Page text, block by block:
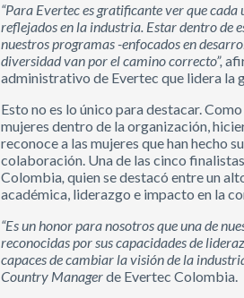
“Para Evertec es gratificante ver que
reflejados en la industria. Estar dentro de
nuestros programas -enfocados en
diversidad van por el camino correcto”,
administrativo de Evertec que lidera la
Esto no es lo único para destacar.
mujeres dentro de la organización,
reconoce a las mujeres que han hecho
colaboración. Una de las cinco
Colombia, quien se destacó entre un
académica, liderazgo e impacto en la
“Es un honor para nosotros que una de
reconocidas por sus capacidades de
capaces de cambiar la visión de la
Country Managerde Evertec Colombia.